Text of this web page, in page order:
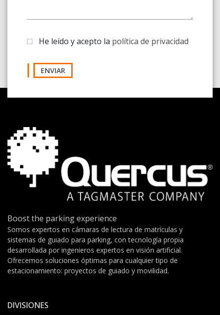
He leído y acepto la política de privacidad
ENVIAR
Boost the parking experience
Somos expertos en cámaras de lectura de matrículas y
sistemas de guiado para parking, con tecnología propia
desarrollada por ingenieros expertos en visión artificial.
Ofrecemos soluciones óptimas para cualquier tipo de
estacionamiento: proyectos de guiado y movilidad.
DIVISIONES